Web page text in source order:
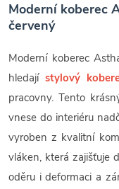
Moderní koberec
červený
Moderní koberec
hledajístylový
pracovny. Tento
vnese do interiéru
vyroben z kvalitní
vláken, která zajišťuje
oděru i deformaci a